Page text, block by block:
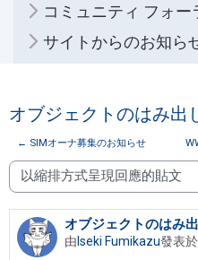
コミュニティ フォー
サイトからのお知ら
オブジェクトのはみ出
← SIMオーナ募集のお知らせ
顯示模式
オブジェクトのはみ
由 Iseki Fumikazu發表於
Number of replies: 0